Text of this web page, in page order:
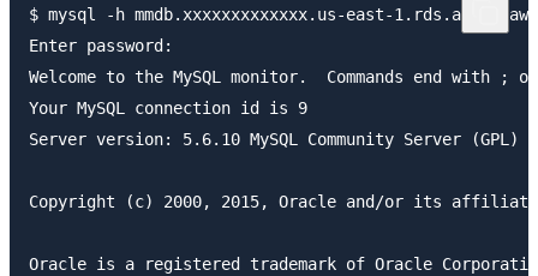
$ mysql -h mmdb.xxxxxxxxxxxxx.us-east-
Enter password:
Welcome to the MySQL monitor.  Commands end with ;
Your MySQL connection id is 9
Server version: 5.6.10 MySQL Community Server (GPL)
Copyright (c) 2000, 2015, Oracle and/or its
Oracle is a registered trademark of Oracle